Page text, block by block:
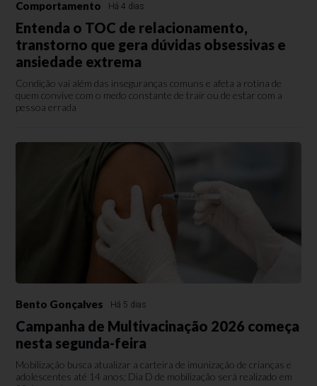
Comportamento Há 4 dias
Entenda o TOC de relacionamento,
transtorno que gera dúvidas obsessivas e
ansiedade extrema
Condição vai além das inseguranças comuns e afeta a rotina de
quem convive com o medo constante de trair ou de estar com a
pessoa errada
Bento Gonçalves Há 5 dias
Campanha de Multivacinação 2026 começa
nesta segunda-feira
Mobilização busca atualizar a carteira de imunização de crianças e
adolescentes até 14 anos; Dia D de mobilização será realizado em